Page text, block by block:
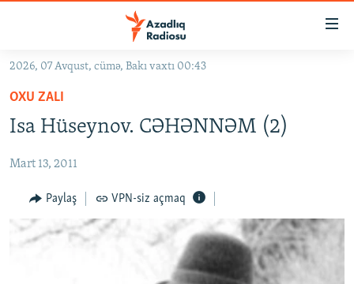
Əsas
qayıt
Əsas
qayıt
KORRUPSIOMETR
#ƏSLINDƏ
FƏRQƏ BAX
QANUNI DOĞRU
2026, 07 Avqust, cümə, Bakı vaxtı 00:43
OXU ZALI
Isa Hüseynov. CƏHƏNNƏM (2)
Mart 13, 2011
Paylaş VPN-siz açmaq